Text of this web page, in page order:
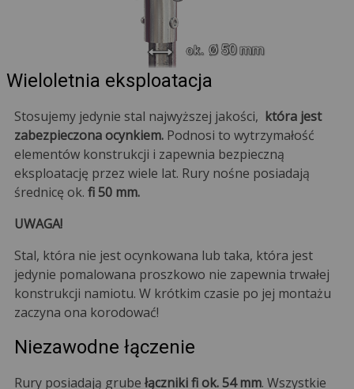
Wieloletnia eksploatacja
Stosujemy jedynie stal najwyższej jakości, która jest
zabezpieczona ocynkiem.Podnosi to wytrzymałość
elementów konstrukcji i zapewnia bezpieczną
eksploatację przez wiele lat. Rury nośne posiadają
średnicę ok. fi 50 mm.
UWAGA!
Stal, która nie jest ocynkowana lub taka, która jest
jedynie pomalowana proszkowo nie zapewnia trwałej
konstrukcji namiotu. W krótkim czasie po jej montażu
zaczyna ona korodować!
Niezawodne łączenie
Rury posiadają grube łączniki fi ok. 54 mm. Wszystkie